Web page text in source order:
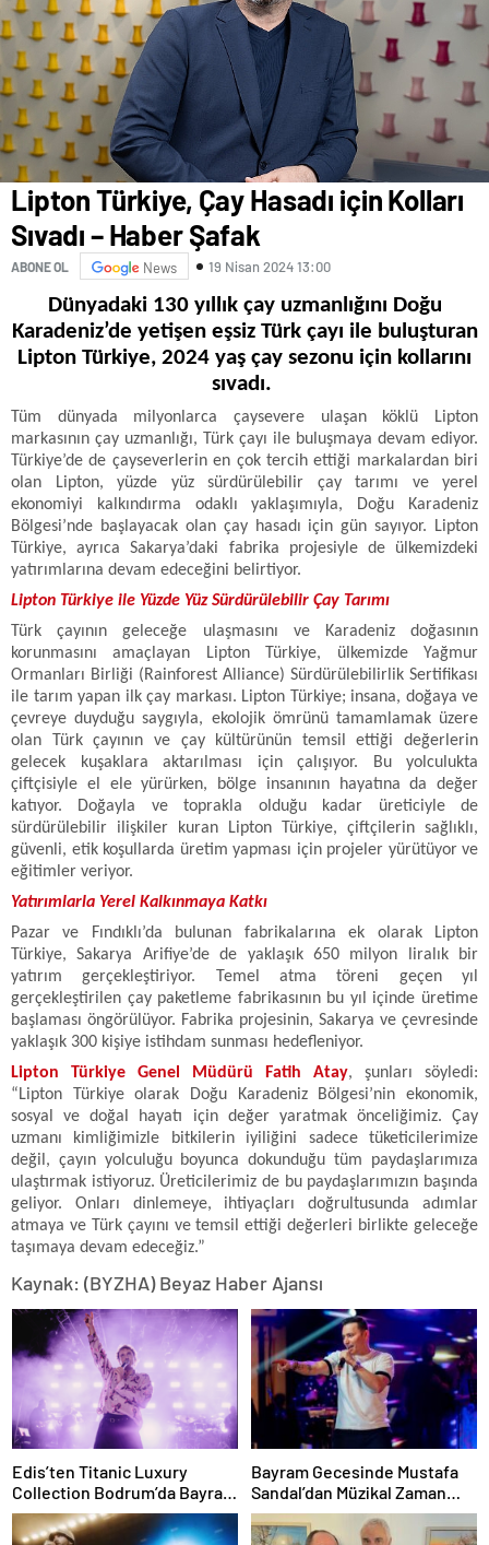
Lipton Türkiye, Çay Hasadı için Kolları
Sıvadı – Haber Şafak
ABONE OL News 19 Nisan 2024 13:00
Dünyadaki 130 yıllık çay uzmanlığını Doğu
Karadeniz’de yetişen eşsiz Türk çayı ile buluşturan
Lipton Türkiye, 2024 yaş çay sezonu için kollarını
sıvadı.
Tüm dünyada milyonlarca çaysevere ulaşan köklü Lipton
markasının çay uzmanlığı, Türk çayı ile buluşmaya devam ediyor.
Türkiye’de de çayseverlerin en çok tercih ettiği markalardan biri
olan Lipton, yüzde yüz sürdürülebilir çay tarımı ve yerel
ekonomiyi kalkındırma odaklı yaklaşımıyla, Doğu Karadeniz
Bölgesi’nde başlayacak olan çay hasadı için gün sayıyor. Lipton
Türkiye, ayrıca Sakarya’daki fabrika projesiyle de ülkemizdeki
yatırımlarına devam edeceğini belirtiyor.
Lipton Türkiye ile Yüzde Yüz Sürdürülebilir Çay Tarımı
Türk çayının geleceğe ulaşmasını ve Karadeniz doğasının
korunmasını amaçlayan Lipton Türkiye, ülkemizde Yağmur
Ormanları Birliği (Rainforest Alliance) Sürdürülebilirlik Sertifikası
ile tarım yapan ilk çay markası. Lipton Türkiye; insana, doğaya ve
çevreye duyduğu saygıyla, ekolojik ömrünü tamamlamak üzere
olan Türk çayının ve çay kültürünün temsil ettiği değerlerin
gelecek kuşaklara aktarılması için çalışıyor. Bu yolculukta
çiftçisiyle el ele yürürken, bölge insanının hayatına da değer
katıyor. Doğayla ve toprakla olduğu kadar üreticiyle de
sürdürülebilir ilişkiler kuran Lipton Türkiye, çiftçilerin sağlıklı,
güvenli, etik koşullarda üretim yapması için projeler yürütüyor ve
eğitimler veriyor.
Yatırımlarla Yerel Kalkınmaya Katkı
Pazar ve Fındıklı’da bulunan fabrikalarına ek olarak Lipton
Türkiye, Sakarya Arifiye’de de yaklaşık 650 milyon liralık bir
yatırım gerçekleştiriyor. Temel atma töreni geçen yıl
gerçekleştirilen çay paketleme fabrikasının bu yıl içinde üretime
başlaması öngörülüyor. Fabrika projesinin, Sakarya ve çevresinde
yaklaşık 300 kişiye istihdam sunması hedefleniyor.
Lipton Türkiye Genel Müdürü Fatih Atay, şunları söyledi:
“Lipton Türkiye olarak Doğu Karadeniz Bölgesi’nin ekonomik,
sosyal ve doğal hayatı için değer yaratmak önceliğimiz. Çay
uzmanı kimliğimizle bitkilerin iyiliğini sadece tüketicilerimize
değil, çayın yolculuğu boyunca dokunduğu tüm paydaşlarımıza
ulaştırmak istiyoruz. Üreticilerimiz de bu paydaşlarımızın başında
geliyor. Onları dinlemeye, ihtiyaçları doğrultusunda adımlar
atmaya ve Türk çayını ve temsil ettiği değerleri birlikte geleceğe
taşımaya devam edeceğiz.”
Kaynak: (BYZHA) Beyaz Haber Ajansı
Edis’ten Titanic Luxury
Collection Bodrum’da Bayram
Gecesine Damga Vuran
Performans
Bayram Gecesinde Mustafa
Sandal’dan Müzikal Zaman
Yolculuğu